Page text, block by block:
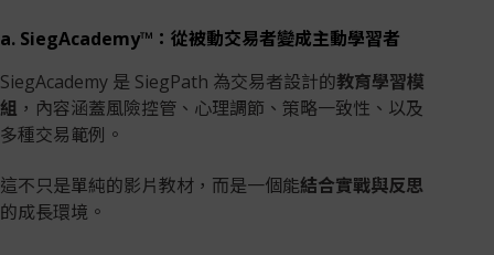
a. SiegAcademy™：從被動交易者變成主動學習者
SiegAcademy 是 SiegPath 為交易者設計的教育學習模
組 ，內容涵蓋風險控管、心理調節、策略一致性、以及
多種交易範例。
這不只是單純的影片教材，而是一個能結合實戰與反思
的成長環境。